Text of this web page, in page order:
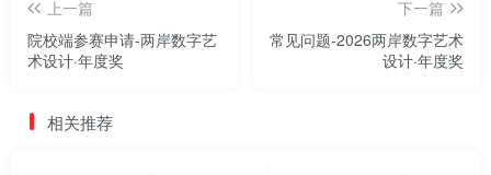
上一篇
院校端参赛申请-两岸数字艺
术设计·年度奖
下一篇
常见问题-2026两岸数字艺术
设计·年度奖
相关推荐